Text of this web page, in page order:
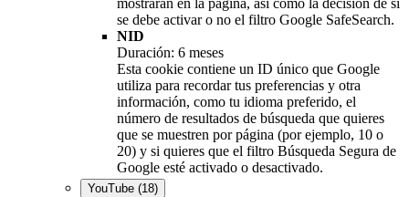
mostrarán en la página, así como la decisión de si
se debe activar o no el filtro Google SafeSearch.
NID
Duración: 6 meses
Esta cookie contiene un ID único que Google
utiliza para recordar tus preferencias y otra
información, como tu idioma preferido, el
número de resultados de búsqueda que quieres
que se muestren por página (por ejemplo, 10 o
20) y si quieres que el filtro Búsqueda Segura de
Google esté activado o desactivado.
YouTube (18)